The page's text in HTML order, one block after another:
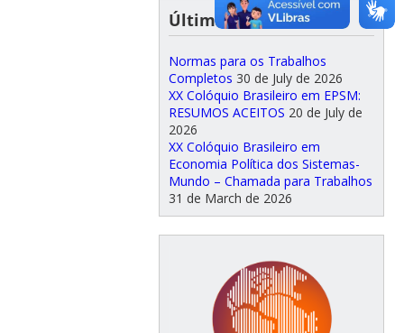
Últimos Posts
Normas para os Trabalhos
Completos 30 de July de 2026
XX Colóquio Brasileiro em EPSM:
RESUMOS ACEITOS 20 de July de
2026
XX Colóquio Brasileiro em
Economia Política dos Sistemas-
Mundo – Chamada para Trabalhos
31 de March de 2026